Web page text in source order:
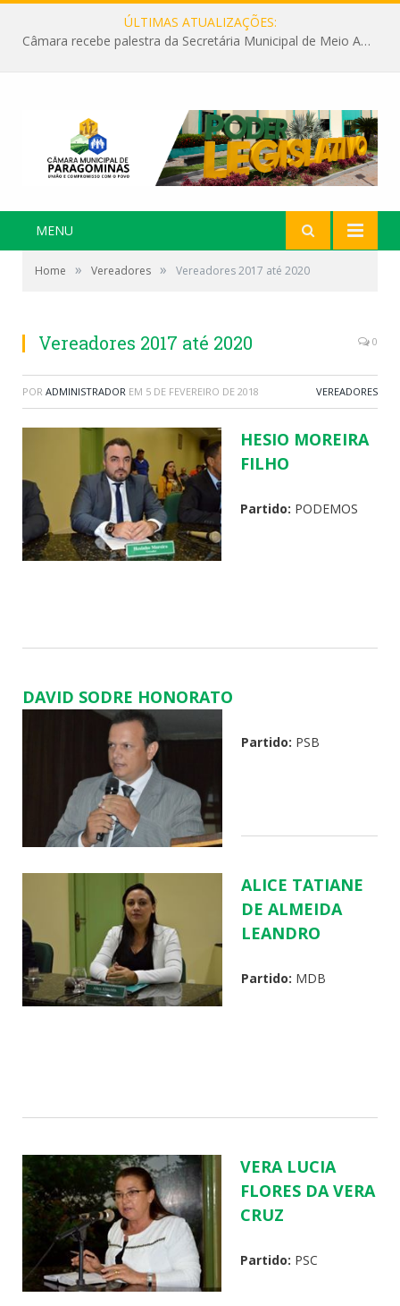
ÚLTIMAS ATUALIZAÇÕES:
Câmara recebe palestra da Secretária Municipal de Meio Ambiente sobre as ações da “SEMANA DO MEIO AMBIENTE”
MENU
Home » Vereadores » Vereadores 2017 até 2020
Vereadores 2017 até 2020 0
POR ADMINISTRADOR EM 5 DE FEVEREIRO DE 2018 VEREADORES
HESIO MOREIRA
FILHO
Partido: PODEMOS
DAVID SODRE HONORATO
Partido: PSB
ALICE TATIANE
DE ALMEIDA
LEANDRO
Partido: MDB
VERA LUCIA
FLORES DA VERA
CRUZ
Partido: PSC